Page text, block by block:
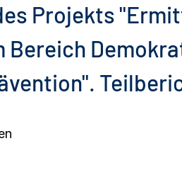
Projekts
Bereich